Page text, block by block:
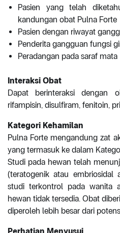
Pasien yang telah
kandungan obat Pulna Forte
Pasien dengan riwayat
Penderita gangguan fungsi
Peradangan pada saraf mata
Interaksi Obat
Dapat berinteraksi dengan
rifampisin, disulfiram, fenitoin,
Kategori Kehamilan
Pulna Forte mengandung zat
yang termasuk ke dalam
Studi pada hewan telah
(teratogenik atau
studi terkontrol pada wanita
hewan tidak tersedia. Obat
diperoleh lebih besar dari